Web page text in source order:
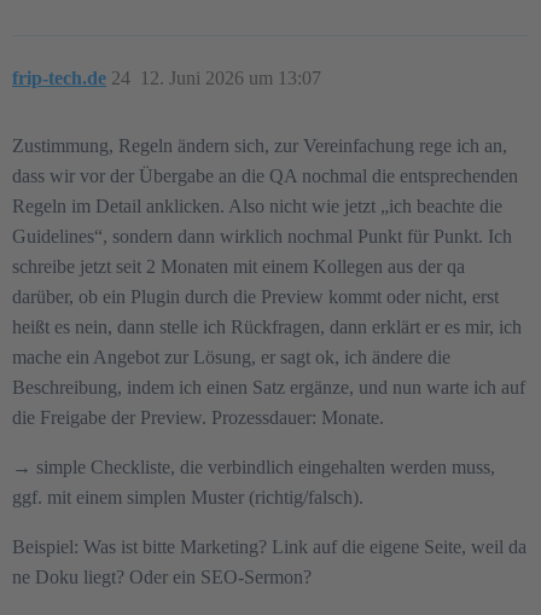
frip-tech.de 12. Juni 2026 um 13:07
24
Zustimmung, Regeln ändern sich, zur Vereinfachung rege ich an,
dass wir vor der Übergabe an die QA nochmal die entsprechenden
Regeln im Detail anklicken. Also nicht wie jetzt „ich beachte die
Guidelines“, sondern dann wirklich nochmal Punkt für Punkt. Ich
schreibe jetzt seit 2 Monaten mit einem Kollegen aus der qa
darüber, ob ein Plugin durch die Preview kommt oder nicht, erst
heißt es nein, dann stelle ich Rückfragen, dann erklärt er es mir, ich
mache ein Angebot zur Lösung, er sagt ok, ich ändere die
Beschreibung, indem ich einen Satz ergänze, und nun warte ich auf
die Freigabe der Preview. Prozessdauer: Monate.
→ simple Checkliste, die verbindlich eingehalten werden muss,
ggf. mit einem simplen Muster (richtig/falsch).
Beispiel: Was ist bitte Marketing? Link auf die eigene Seite, weil da
ne Doku liegt? Oder ein SEO-Sermon?